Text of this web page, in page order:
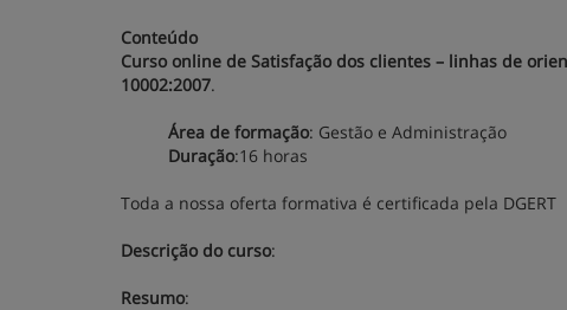
Conteúdo
Curso online de Satisfação dos clientes – linhas de
10002:2007.
Área de formação: Gestão e Administração
Duração:16 horas
Toda a nossa oferta formativa é certificada pela DGERT
Descrição do curso:
Resumo: